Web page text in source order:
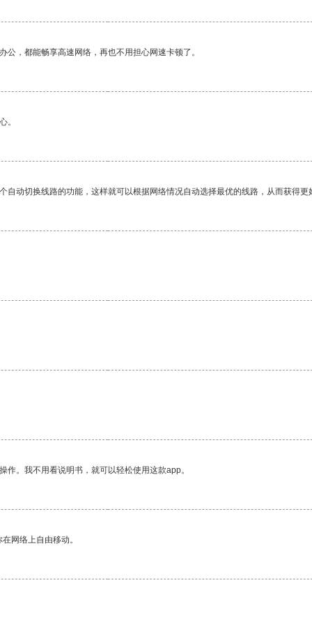
，都能畅享高速网络，再也不用担心网速卡顿了。
。
动切换线路的功能，这样就可以根据网络情况自动选择最优的线路，从而获得更
。我不用看说明书，就可以轻松使用这款app。
网络上自由移动。